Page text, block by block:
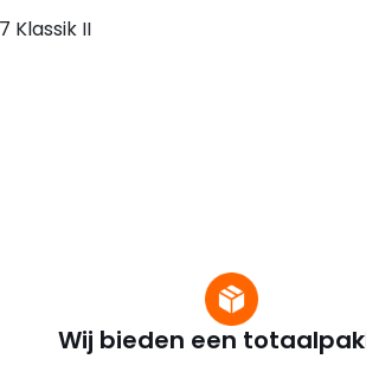
Klassik II
Wij bieden een